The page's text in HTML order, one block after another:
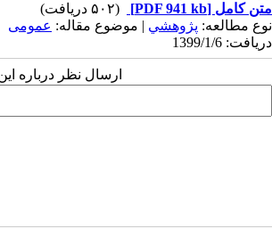
متن کامل [PDF 941 kb]
(۵۰۲ دریافت)
نوع مطالعه: پژوهشي | موضوع مقاله: عمومى
دریافت: 1399/1/6
ارسال نظر درباره